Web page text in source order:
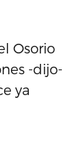
Osorio
-dijo-
ya